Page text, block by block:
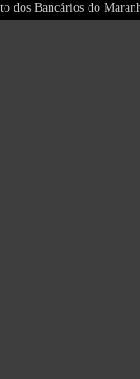
dos Bancários do